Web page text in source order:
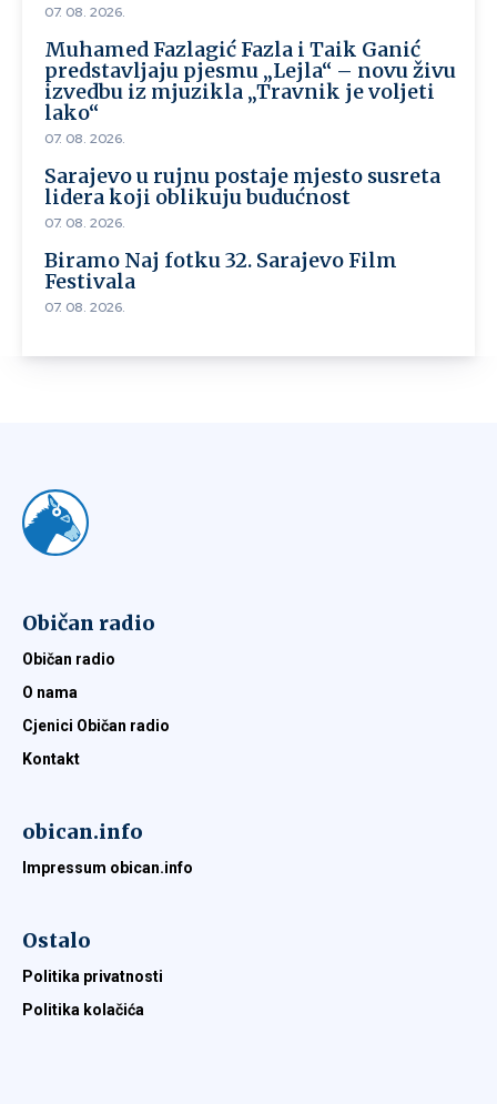
07. 08. 2026.
Muhamed Fazlagić Fazla i Taik Ganić
predstavljaju pjesmu „Lejla“ – novu živu
izvedbu iz mjuzikla „Travnik je voljeti
lako“
07. 08. 2026.
Sarajevo u rujnu postaje mjesto susreta
lidera koji oblikuju budućnost
07. 08. 2026.
Biramo Naj fotku 32. Sarajevo Film
Festivala
07. 08. 2026.
Običan radio
Običan radio
O nama
Cjenici Običan radio
Kontakt
obican.info
Impressum obican.info
Ostalo
Politika privatnosti
Politika kolačića